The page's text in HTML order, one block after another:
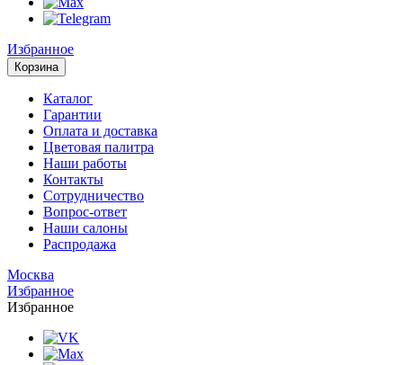
Избранное
Корзина
Каталог
Гарантии
Оплата и доставка
Цветовая палитра
Наши работы
Контакты
Сотрудничество
Вопрос-ответ
Наши салоны
Распродажа
Москва
Избранное
Избранное